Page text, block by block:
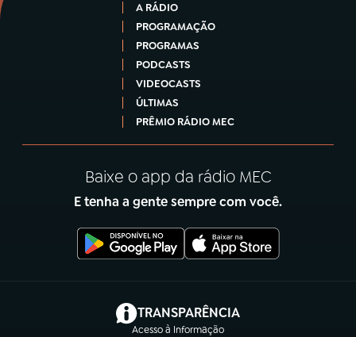
A RÁDIO
PROGRAMAÇÃO
PROGRAMAS
PODCASTS
VIDEOCASTS
ÚLTIMAS
PRÊMIO RÁDIO MEC
Baixe o app da rádio MEC
E tenha a gente sempre com você.
TRANSPARÊNCIA
Acesso à Informação
(abre em nova aba)